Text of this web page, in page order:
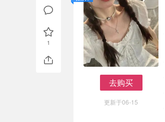
去购买
更新于06-15
1